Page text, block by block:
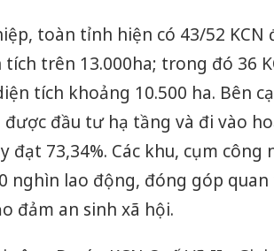
toàn tỉnh hiện có 43/52 KCN
trên 13.000ha; trong đó 36
tích khoảng 10.500 ha. Bên
đầu tư hạ tầng và đi vào
đạt 73,34%. Các khu, cụm
nghìn lao động, đóng góp
đảm an sinh xã hội.